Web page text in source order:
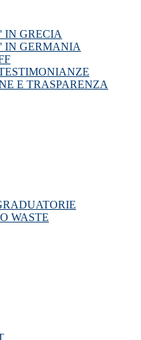
IN GRECIA
IN GERMANIA
E TRASPARENZA
WASTE